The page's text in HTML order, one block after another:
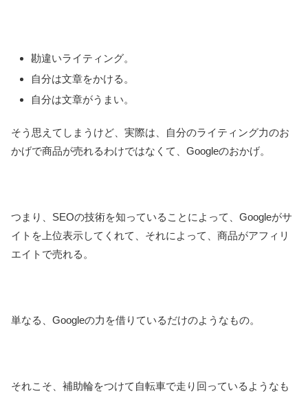
勘違いライティング。
自分は文章をかける。
自分は文章がうまい。
そう思えてしまうけど、実際は、自分のライティング力のお
かげで商品が売れるわけではなくて、Googleのおかげ。
つまり、SEOの技術を知っていることによって、Googleがサ
イトを上位表示してくれて、それによって、商品がアフィリ
エイトで売れる。
単なる、Googleの力を借りているだけのようなもの。
それこそ、補助輪をつけて自転車で走り回っているようなも